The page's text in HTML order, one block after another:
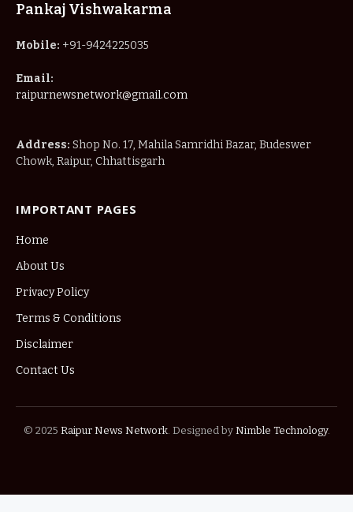
Pankaj Vishwakarma
Mobile: +91-9424225035
Email:
raipurnewsnetwork@gmail.com
Address: Shop No. 17, Mahila Samridhi Bazar, Budeswer
Chowk, Raipur, Chhattisgarh
IMPORTANT PAGES
Home
About Us
Privacy Policy
Terms & Conditions
Disclaimer
Contact Us
© 2025 Raipur News Network. Designed by Nimble Technology.